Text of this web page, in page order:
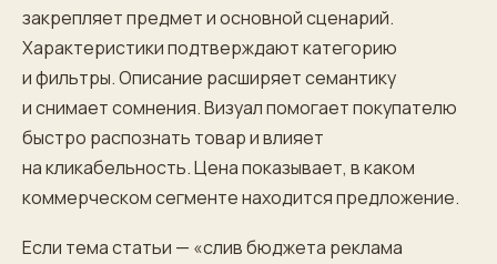
закрепляет предмет и основной сценарий.
Характеристики подтверждают категорию
и фильтры. Описание расширяет семантику
и снимает сомнения. Визуал помогает покупателю
быстро распознать товар и влияет
на кликабельность. Цена показывает, в каком
коммерческом сегменте находится предложение.
Если тема статьи — «слив бюджета реклама